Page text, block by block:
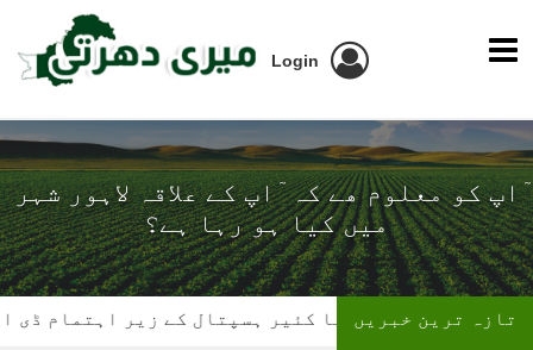
Login
ٓاپ کو معلوم ھے کہ ٓاپ کے علاقہ لاہور شہر
میں کیا ہو رہا ہے؟
تھیلیسیمیا کئیر ہسپتال کے زیر اہتمام ڈی ایس
تازہ ترین خبریں